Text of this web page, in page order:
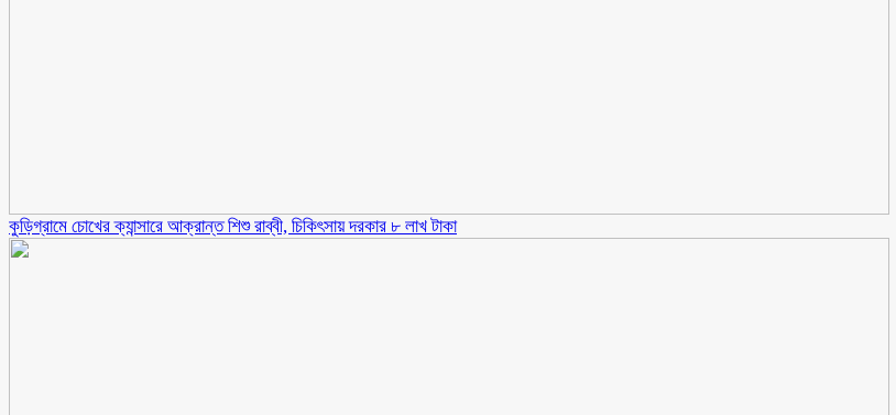
কুড়িগ্রামে চোখের ক্যান্সারে আক্রান্ত শিশু রাব্বী, চিকিৎসায় দরকার ৮ লাখ টাকা